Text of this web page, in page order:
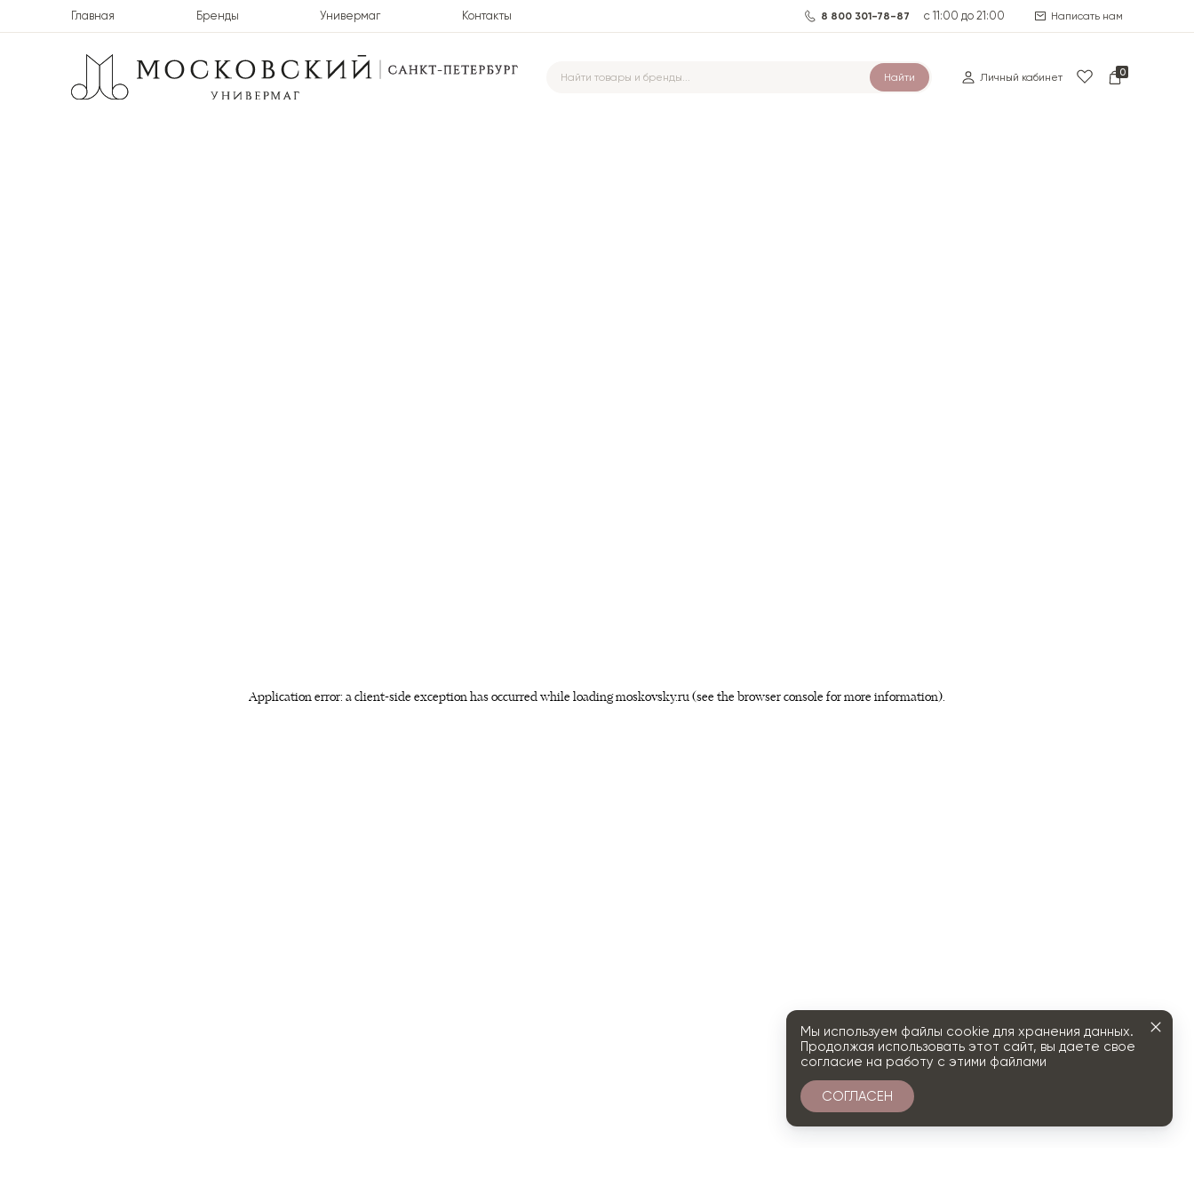
Главная Бренды Универмаг Контакты 8 800 301-78-87 с 11:00 до 21:00 Написать нам
Найти Личный кабинет 0
Application error: a client-side exception has occurred while loadingmoskovsky.ru (see the browser console for more information).
Мы используем файлы cookie для хранения данных.
Продолжая использовать этот сайт, вы даете свое
согласие на работу с этими файлами
СОГЛАСЕН